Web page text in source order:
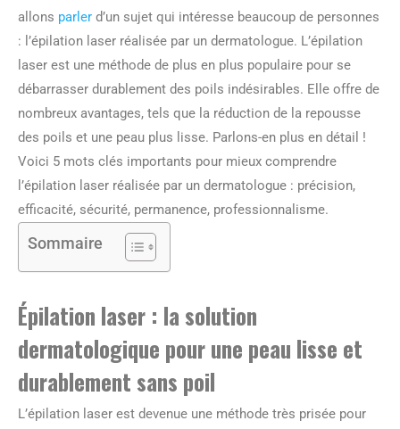
allons parler d’un sujet qui intéresse beaucoup de personnes
: l’épilation laser réalisée par un dermatologue. L’épilation
laser est une méthode de plus en plus populaire pour se
débarrasser durablement des poils indésirables. Elle offre de
nombreux avantages, tels que la réduction de la repousse
des poils et une peau plus lisse. Parlons-en plus en détail !
Voici 5 mots clés importants pour mieux comprendre
l’épilation laser réalisée par un dermatologue : précision,
efficacité, sécurité, permanence, professionnalisme.
Sommaire
Épilation laser : la solution
dermatologique pour une peau lisse et
durablement sans poil
L’épilation laser est devenue une méthode très prisée pour